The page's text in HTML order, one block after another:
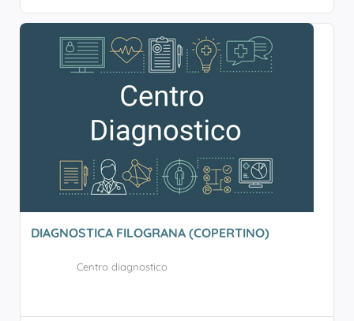
DIAGNOSTICA FILOGRANA (COPERTINO)
Centro diagnostico